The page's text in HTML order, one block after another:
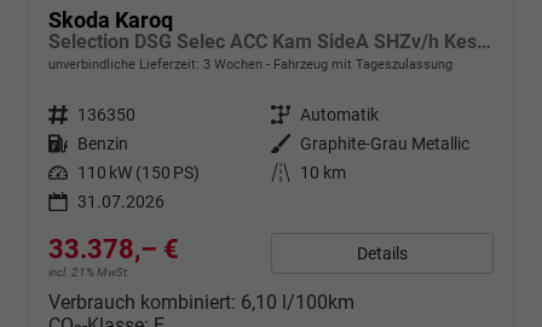
Skoda Karoq
Selection DSG Selec ACC Kam SideA SHZv/h Kessy SunS
unverbindliche Lieferzeit: 3 Wochen Fahrzeug mit Tageszulassung
Fahrzeugnr. 136350 Getriebe Automatik
Kraftstoff Benzin Außenfarbe Graphite-Grau Metallic
Leistung 110 kW (150 PS) Kilometerstand
10 km
31.07.2026
33.378,– €
incl. 21% MwSt.
Details
Verbrauch kombiniert: 6,10 l/100km